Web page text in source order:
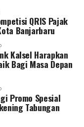
hanya olahraga
juga sarana
melalui nilai
juang.
13 klub asal
Kalimantan
provinsi
XXII/Tambun
di
pada 6–8
QRIS Pajak
Banjarbaru
Kalsel Harapkan
Bagi Masa Depan
Promo Spesial
Tabungan